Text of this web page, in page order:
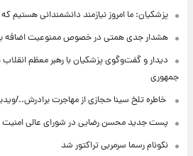
پزشکیان: ما امروز نیازمند دانشمندانی هستیم که
هشدار جدی همتی در خصوص ممنوعیت اضافه
دیدار و گفت‌وگوی پزشکیان با رهبر معظم انقلاب
جمهوری
⁨ خاطره تلخ سینا حجازی از مهاجرت برادرش../ویدیو
پست جدید محسن رضایی در شورای عالی امنیت
نکونام رسما سرمربی تراکتور شد